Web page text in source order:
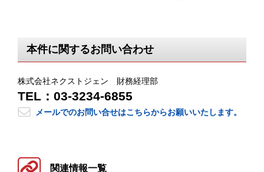
本件に関するお問い合わせ
株式会社ネクストジェン 財務経理部
TEL：03-3234-6855
メールでのお問い合せはこちらからお願いいたします。
関連情報一覧